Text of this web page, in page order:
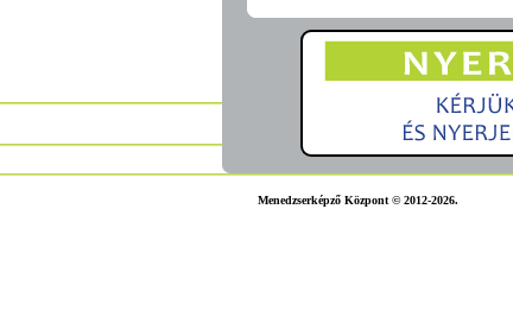
Menedzserképző Központ © 2012-2026.